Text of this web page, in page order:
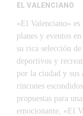
EL VALENCIANO
«El Valenciano»
planes y eventos
su rica selección
deportivos y
por la ciudad y sus
rincones
propuestas para
emocionante, «El